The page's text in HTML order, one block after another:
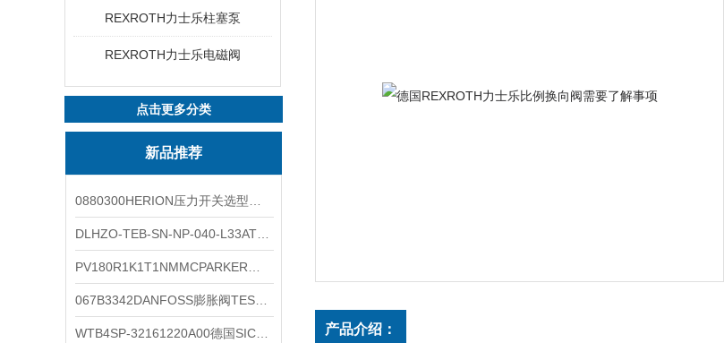
REXROTH力士乐柱塞泵
REXROTH力士乐电磁阀
点击更多分类
新品推荐
产品介绍：